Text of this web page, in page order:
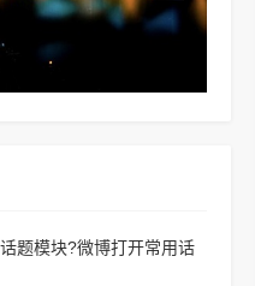
题模块?微博打开常用话